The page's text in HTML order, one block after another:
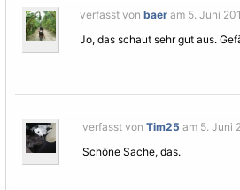
verfasst von baeram 5. Juni
Jo, das schaut sehr gut aus.
verfasst von Tim25 am 5. Juni
Schöne Sache, das.